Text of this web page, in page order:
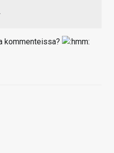
kommenteissa?